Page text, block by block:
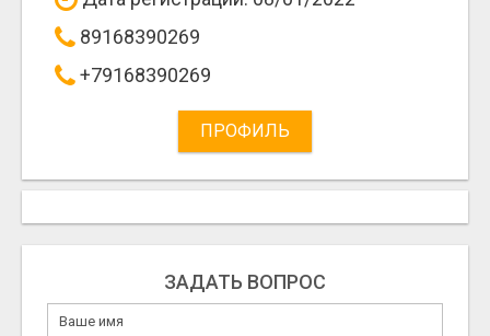
89168390269
+79168390269
ПРОФИЛЬ
ЗАДАТЬ ВОПРОС